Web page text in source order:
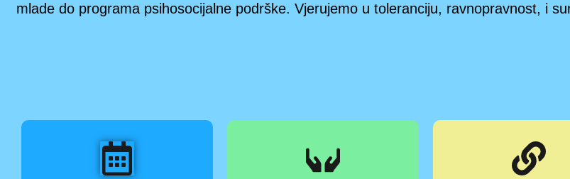
mlade do programa psihosocijalne podrške. Vjerujemo u toleranciju, ravnopravnost, i